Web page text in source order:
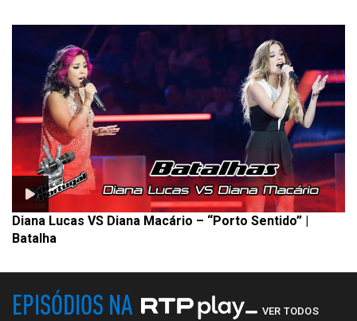
Diana Lucas VS Diana Macário – “Porto Sentido” |
Batalha
EPISÓDIOS NA VER TODOS